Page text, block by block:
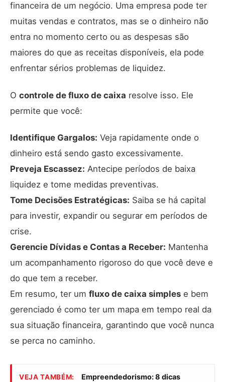
financeira de um negócio. Uma empresa pode ter
muitas vendas e contratos, mas se o dinheiro não
entra no momento certo ou as despesas são
maiores do que as receitas disponíveis, ela pode
enfrentar sérios problemas de liquidez.
O controle de fluxo de caixa resolve isso. Ele
permite que você:
Identifique Gargalos: Veja rapidamente onde o
dinheiro está sendo gasto excessivamente.
Preveja Escassez: Antecipe períodos de baixa
liquidez e tome medidas preventivas.
Tome Decisões Estratégicas: Saiba se há capital
para investir, expandir ou segurar em períodos de
crise.
Gerencie Dívidas e Contas a Receber: Mantenha
um acompanhamento rigoroso do que você deve e
do que tem a receber.
Em resumo, ter um fluxo de caixa simples e bem
gerenciado é como ter um mapa em tempo real da
sua situação financeira, garantindo que você nunca
se perca no caminho.
VEJA TAMBÉM:
Empreendedorismo: 8 dicas